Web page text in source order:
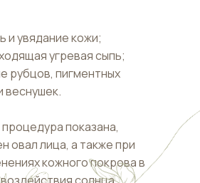
и увядание кожи;
угревая сыпь;
рубцов, пигментных
веснушек.
показана,
овал лица, а также при
кожного покрова в